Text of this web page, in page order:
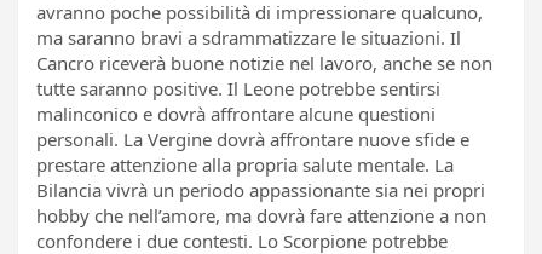
avranno poche possibilità di impressionare qualcuno,
ma saranno bravi a sdrammatizzare le situazioni. Il
Cancro riceverà buone notizie nel lavoro, anche se non
tutte saranno positive. Il Leone potrebbe sentirsi
malinconico e dovrà affrontare alcune questioni
personali. La Vergine dovrà affrontare nuove sfide e
prestare attenzione alla propria salute mentale. La
Bilancia vivrà un periodo appassionante sia nei propri
hobby che nell’amore, ma dovrà fare attenzione a non
confondere i due contesti. Lo Scorpione potrebbe